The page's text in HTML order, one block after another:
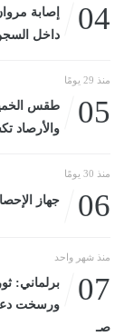
04
إصابة
داخل
منذ 29 يومًا
05
والأرصاد تكشف
منذ 30 يومًا
06 جهاز الإحصاء: - 0.9% معدل التضخم الشهرى
منذ شهر واحد
07
صـ